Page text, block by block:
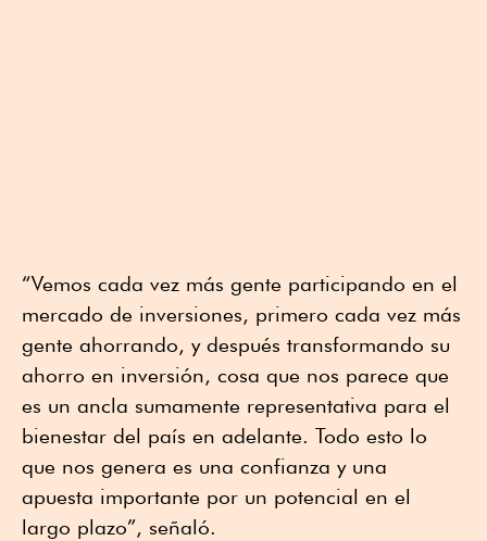
“Vemos cada vez más gente participando en el
mercado de inversiones, primero cada vez más
gente ahorrando, y después transformando su
ahorro en inversión, cosa que nos parece que
es un ancla sumamente representativa para el
bienestar del país en adelante. Todo esto lo
que nos genera es una confianza y una
apuesta importante por un potencial en el
largo plazo”, señaló.